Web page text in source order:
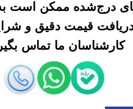
درج‌شده ممکن است
قیمت دقیق و
کارشناسان ما تماس